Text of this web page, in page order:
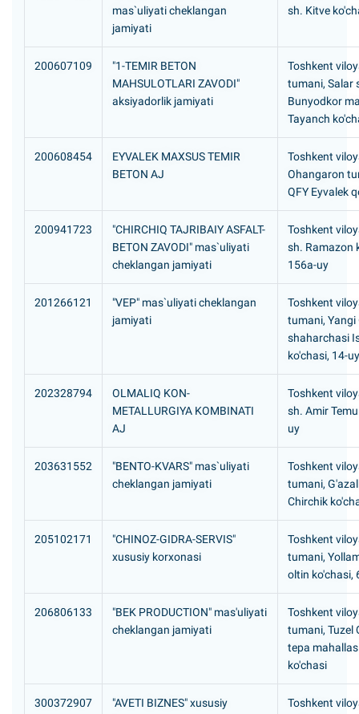
mas`uliyati cheklangan
jamiyati
sh. Kitve
200607109
"1-TEMIR BETON
MAHSULOTLARI ZAVODI"
aksiyadorlik jamiyati
Toshkent
tumani, Salar
Bunyodkor
Tayanch
200608454
EYVALEK MAXSUS TEMIR
BETON AJ
Toshkent
Ohangaron
QFY Eyvalek
200941723
"CHIRCHIQ TAJRIBAIY ASFALT-
BETON ZAVODI" mas`uliyati
cheklangan jamiyati
Toshkent
sh. Ramazon
156a-uy
201266121
"VEP" mas`uliyati cheklangan
jamiyati
Toshkent
tumani, Yangi
shaharchasi
ko'chasi, 14-uy
202328794
OLMALIQ KON-
METALLURGIYA KOMBINATI
AJ
Toshkent
sh. Amir
uy
203631552
"BENTO-KVARS" mas`uliyati
cheklangan jamiyati
Toshkent
tumani,
Chirchik
205102171
"CHINOZ-GIDRA-SERVIS"
xususiy korxonasi
Toshkent
tumani,
oltin ko'chasi,
206806133
"BEK PRODUCTION" mas'uliyati
cheklangan jamiyati
Toshkent
tumani, Tuzel
tepa
ko'chasi
300372907 "AVETI BIZNES" xususiy Toshkent